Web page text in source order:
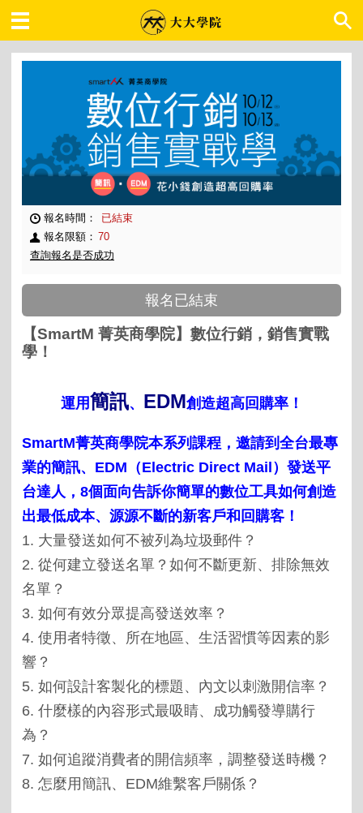
大大學院 職場趨
報名時間：
已結束
報名限額： 70
查詢報名是否成功
報名已結束
【SmartM 菁英商學院】數位行銷，銷售實戰
學！
運用簡訊、 EDM創造超高回購率！
SmartM菁英商學院本系列課程，邀請到全台最專
業的簡訊、 EDM （Electric Direct Mail）發送平
台達人，8個面向告訴你簡單的數位工具如何創造
出最低成本、源源不斷的新客戶和回購客！
1. 大量發送如何不被列為垃圾郵件？
2.從何建立發送名單？如何不斷更新、排除無效
名單？
3.如何有效分眾提高發送效率？
4.使用者特徵、所在地區、生活習慣等因素的影
響？
5.如何設計客製化的標題、內文以刺激開信率？
6.什麼樣的內容形式最吸睛、成功觸發導購行
為？
7.如何追蹤消費者的開信頻率，調整發送時機？
8.怎麼用簡訊、 EDM維繫客戶關係？